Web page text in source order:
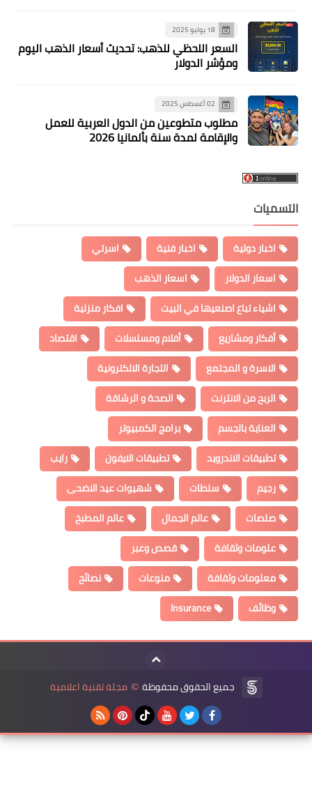
18 يوليو 2025
السعر اللحظي للذهب: تحديث أسعار الذهب اليوم
ومؤشر الدولار
02 أغسطس 2025
مطلوب متطوعين من الدول العربية للعمل
والإقامة لمدة سنة بألمانيا 2026
التسميات
اخبار دولية اخبار فنية
اسرتي
اسعار الدولار
اسعار الذهب
اشياء تباع اصنعيها في البيت
افكار منزلية
أفكار ومشاريع
أفلام ومسلسلات
اقتصاد
الاسرة و المجتمع
التجارة الالكترونية
الربح من الانترنت
الصحة و الرشاقة
العناية بالجسم
برامج الكمبيوتر
تطبيقات الاندرويد
تطبيقات الايفون
رايب
رجيم
سلطات
شهيوات عيد الاضحى
صلصات
عالم الجمال
عالم المطبخ
علومات وثقافة
قصص وعبر
معلومات وثقافة
منوعات
نصائح
وظائف
Insurance
جميع الحقوق محفوظة © مجلة تقنية اعلامية